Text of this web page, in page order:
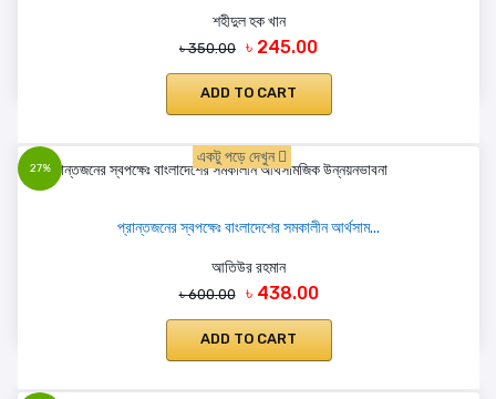
শহীদুল হক খান
৳ 350.00 ৳ 245.00
ADD TO CART
27%
একটু পড়ে দেখুন
প্রান্তজনের স্বপক্ষেঃ বাংলাদেশের সমকালীন আর্থসাম...
আতিউর রহমান
৳ 600.00 ৳ 438.00
ADD TO CART